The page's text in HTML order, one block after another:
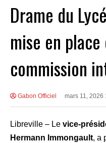
Drame du
mise en place
commission
Gabon Officiel mars 11, 2026
Libreville – Le vice-
Hermann Immongault, a